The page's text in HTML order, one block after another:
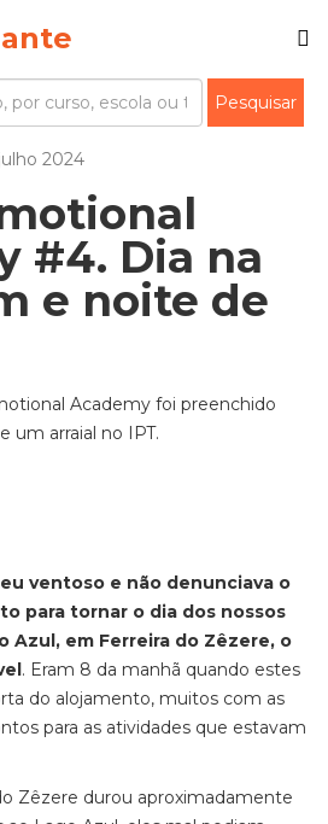
2024
#4. Dia na
e noite de
Academy foi preenchido
um arraial no IPT.
ventoso e não denunciava o
para tornar o dia dos nossos
Azul, em Ferreira do Zêzere, o
. Eram 8 da manhã quando estes
do alojamento, muitos com as
para as atividades que estavam
Zêzere durou aproximadamente